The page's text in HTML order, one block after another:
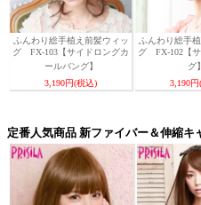
ふんわり総手植え前髪ウィッ
グ FX-103【サイドロングカ
ールバング】
3,190円(税込)
ふんわり総手
グ FX-102【
グ】
3,190
定番人気商品 新ファイバー＆伸縮キ